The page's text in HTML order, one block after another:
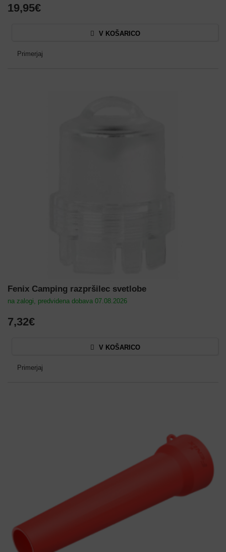
19,95€
V KOŠARICO
Primerjaj
Fenix Camping razpršilec svetlobe
na zalogi, predvidena dobava 07.08.2026
7,32€
V KOŠARICO
Primerjaj